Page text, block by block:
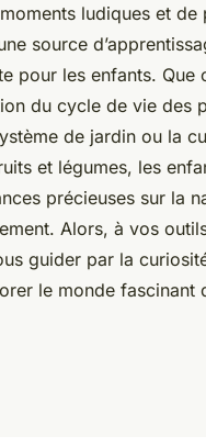
ludiques et de
source
pour les enfants. Que
du cycle de vie des
de jardin ou la
et légumes, les
précieuses sur la
Alors, à vos
guider par la
le monde fascinant